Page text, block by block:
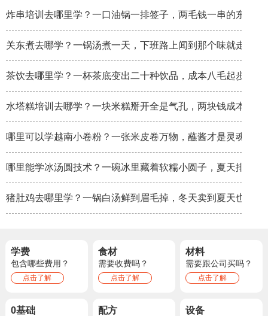
炸串培训去哪里学？一口油锅一排签子，两毛钱一串的东西炸
关东煮去哪学？一锅汤煮一天，下班路上闻到那个味就走不动
茶饮去哪里学？一杯茶底变出二十种饮品，成本八毛起步
水塔糕培训去哪学？一块米糕掰开全是气孔，两块钱成本卖八
哪里可以学越南小卷粉？一张米皮卷万物，蘸酱才是灵魂
哪里能学冰汤圆技术？一碗冰里藏着软糯小圆子，夏天排队排
猪肚鸡去哪里学？一锅白汤鲜到眉毛掉，冬天卖到夏天也不淡
学费
包含哪些费用？
点击了解
食材
需要收费吗？
点击了解
材料
需要跟公司买吗？
点击了解
0基础 配方 设备